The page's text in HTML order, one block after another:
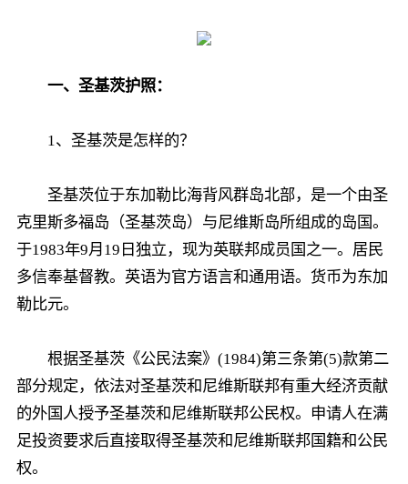
一、圣基茨护照：
1、圣基茨是怎样的？
圣基茨位于东加勒比海背风群岛北部，是一个由圣
克里斯多福岛（圣基茨岛）与尼维斯岛所组成的岛国。
于1983年9月19日独立，现为英联邦成员国之一。居民
多信奉基督教。英语为官方语言和通用语。货币为东加
勒比元。
根据圣基茨《公民法案》(1984)第三条第(5)款第二
部分规定，依法对圣基茨和尼维斯联邦有重大经济贡献
的外国人授予圣基茨和尼维斯联邦公民权。申请人在满
足投资要求后直接取得圣基茨和尼维斯联邦国籍和公民
权。